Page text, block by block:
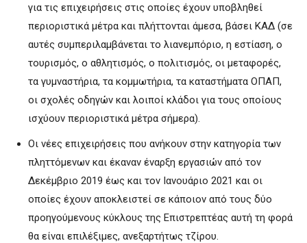
για τις επιχειρήσεις στις οποίες έχουν υποβληθεί
περιοριστικά μέτρα και πλήττονται άμεσα, βάσει ΚΑΔ (σε
αυτές συμπεριλαμβάνεται το λιανεμπόριο, η εστίαση, ο
τουρισμός, ο αθλητισμός, ο πολιτισμός, οι μεταφορές,
τα γυμναστήρια, τα κομμωτήρια, τα καταστήματα ΟΠΑΠ,
οι σχολές οδηγών και λοιποί κλάδοι για τους οποίους
ισχύουν περιοριστικά μέτρα σήμερα).
Οι νέες επιχειρήσεις που ανήκουν στην κατηγορία των
πληττόμενων και έκαναν έναρξη εργασιών από τον
Δεκέμβριο 2019 έως και τον Ιανουάριο 2021 και οι
οποίες έχουν αποκλειστεί σε κάποιον από τους δύο
προηγούμενους κύκλους της Επιστρεπτέας αυτή τη φορά
θα είναι επιλέξιμες, ανεξαρτήτως τζίρου.